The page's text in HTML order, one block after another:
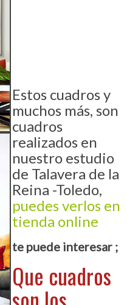
Estos cuadros y
muchos más, son
cuadros
realizados en
nuestro estudio
de Talavera de la
Reina -Toledo,
puedes verlos en
tienda online
te puede interesar ;
Que cuadros